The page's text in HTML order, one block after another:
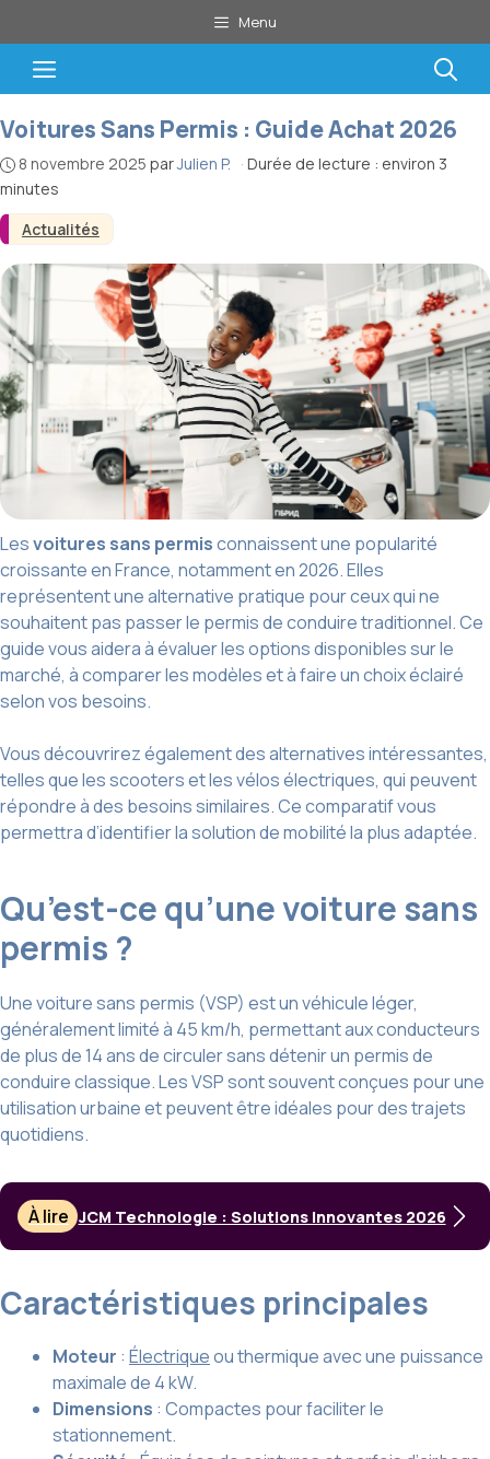
au
contenu
Menu
Menu
Actualités
Voitures Sans Permis : Guide Achat 2026
8 novembre 2025 parJulien P. · Durée de lecture : environ 3
minutes
Lesvoitures sans permisconnaissent une popularité
croissante en France, notamment en 2026. Elles
représentent une alternative pratique pour ceux qui ne
souhaitent pas passer le permis de conduire traditionnel. Ce
guide vous aidera à évaluer les options disponibles sur le
marché, à comparer les modèles et à faire un choix éclairé
selon vos besoins.
Vous découvrirez également des alternatives intéressantes,
telles que les scooters et les vélos électriques, qui peuvent
répondre à des besoins similaires. Ce comparatif vous
permettra d’identifier la solution de mobilité la plus adaptée.
Qu’est-ce qu’une voiture sans
permis ?
Une voiture sans permis (VSP) est un véhicule léger,
généralement limité à 45 km/h, permettant aux conducteurs
de plus de 14 ans de circuler sans détenir un permis de
conduire classique. Les VSP sont souvent conçues pour une
utilisation urbaine et peuvent être idéales pour des trajets
quotidiens.
À lire JCM Technologie : Solutions Innovantes 2026
Caractéristiques principales
Moteur : Électriqueou thermique avec une puissance
maximale de 4 kW.
Dimensions : Compactes pour faciliter le
stationnement.